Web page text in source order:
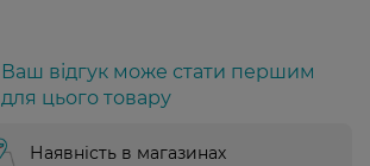
Ваш відгук може стати першим
для цього товару
Наявність в магазинах